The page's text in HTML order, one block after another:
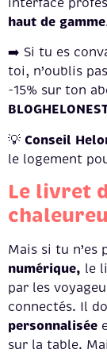
haut de gamme
➡️ Si tu es
toi, n’oublis
-15% sur ton
💡 Conseil
le logement
Le livret
Mais si tu n’es
numérique, le
par les
connectés. Il
personnalisée
sur la table.